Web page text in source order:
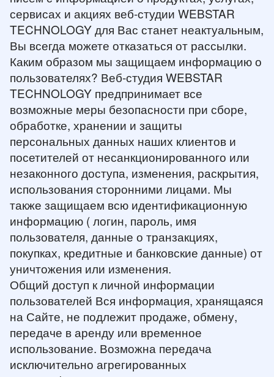
сервисах и акциях веб-студии WEBSTAR
TECHNOLOGY для Вас станет неактуальным,
Вы всегда можете отказаться от рассылки.
Каким образом мы защищаем информацию о
пользователях? Веб-студия WEBSTAR
TECHNOLOGY предпринимает все
возможные меры безопасности при сборе,
обработке, хранении и защиты
персональных данных наших клиентов и
посетителей от несанкционированного или
незаконного доступа, изменения, раскрытия,
использования сторонними лицами. Мы
также защищаем всю идентификационную
информацию ( логин, пароль, имя
пользователя, данные о транзакциях,
покупках, кредитные и банковские данные) от
уничтожения или изменения.
Общий доступ к личной информации
пользователей Вся информация, хранящаяся
на Сайте, не подлежит продаже, обмену,
передаче в аренду или временное
использование. Возможна передача
исключительно агрегированных